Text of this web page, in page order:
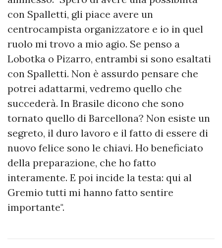
con Spalletti, gli piace avere un
centrocampista organizzatore e io in quel
ruolo mi trovo a mio agio. Se penso a
Lobotka o Pizarro, entrambi si sono esaltati
con Spalletti. Non è assurdo pensare che
potrei adattarmi, vedremo quello che
succederà. In Brasile dicono che sono
tornato quello di Barcellona? Non esiste un
segreto, il duro lavoro e il fatto di essere di
nuovo felice sono le chiavi. Ho beneficiato
della preparazione, che ho fatto
interamente. E poi incide la testa: qui al
Gremio tutti mi hanno fatto sentire
importante".